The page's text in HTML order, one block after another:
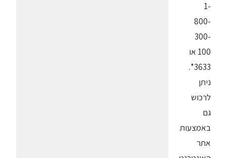
1-
800-
300-
100 או
3633*.
ניתן
לרכוש
גם
באמצעות
אתר